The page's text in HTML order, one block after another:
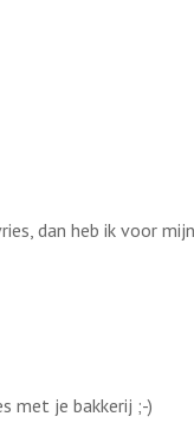
dan heb ik voor
met je bakkerij ;-)